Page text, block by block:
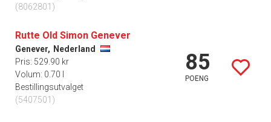
(8062801)
Rutte Old Simon Genever
Genever, Nederland
Pris: 529.90 kr
Volum: 0.70 l
Bestillingsutvalget
(5407501)
85
POENG